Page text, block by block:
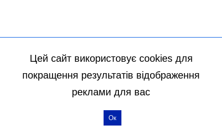
Цей сайт використовує cookies для
покращення результатів відображення
реклами для вас
Ок